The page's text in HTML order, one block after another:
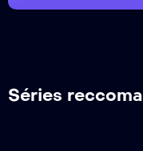
Séries